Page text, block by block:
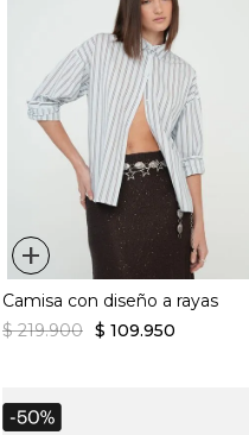
+
Camisa con diseño a rayas
$ 219.900 $ 109.950